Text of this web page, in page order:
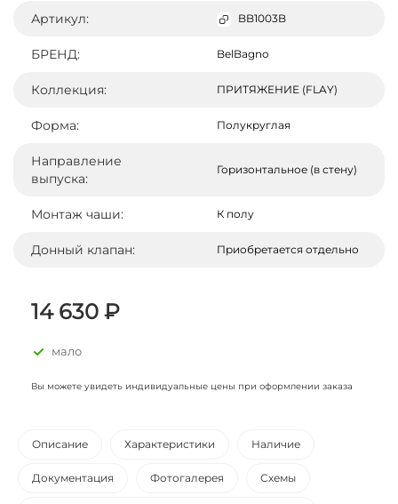
Артикул: BB1003B
БРЕНД: BelBagno
Коллекция: ПРИТЯЖЕНИЕ (FLAY)
Форма: Полукруглая
Направление
выпуска:
Горизонтальное (в стену)
Монтаж чаши: К полу
Донный клапан: Приобретается отдельно
14 630 ₽
мало
Вы можете увидеть индивидуальные цены при оформлении заказа
Описание Характеристики Наличие
Документация Фотогалерея Схемы